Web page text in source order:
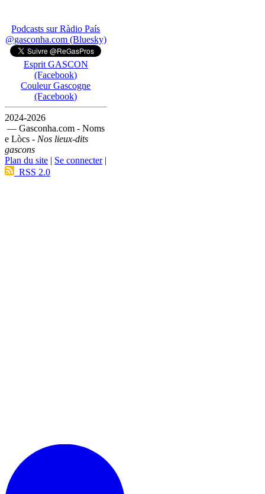
Podcasts sur Ràdio País
@gasconha.com (Bluesky)
Esprit GASCON
(Facebook)
Couleur Gascogne
(Facebook)
2024-2026
— Gasconha.com - Noms
e Lòcs - Nos lieux-dits
gascons
Plan du site | Se connecter|
RSS 2.0